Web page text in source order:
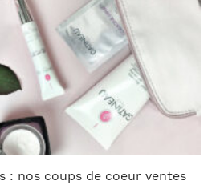
: nos coups de coeur ventes